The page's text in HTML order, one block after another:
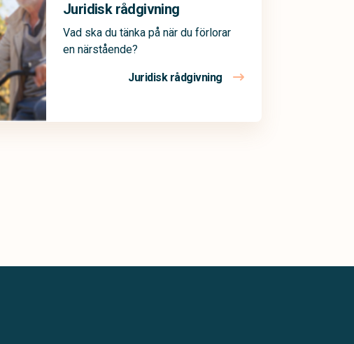
Juridisk rådgivning
Vad ska du tänka på när du förlorar
en närstående?
Juridisk rådgivning